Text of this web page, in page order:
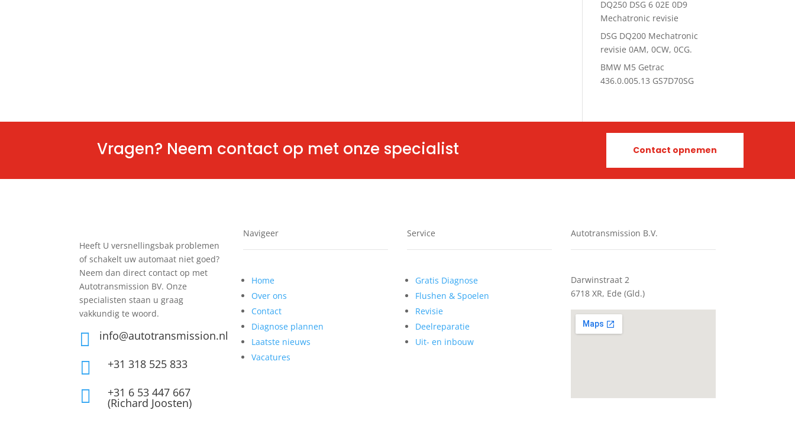
DQ250 DSG 6 02E 0D9
Mechatronic revisie
DSG DQ200 Mechatronic
revisie 0AM, 0CW, 0CG.
BMW M5 Getrac
436.0.005.13 GS7D70SG
Vragen? Neem contact op met onze specialist Contact opnemen
Heeft U versnellingsbak problemen
of schakelt uw automaat niet goed?
Neem dan direct contact op met
Autotransmission BV. Onze
specialisten staan u graag
vakkundig te woord.
 info@autotransmission.nl
 +31 318 525 833
 +31 6 53 447 667
(Richard Joosten)
Navigeer
Home
Over ons
Contact
Diagnose plannen
Laatste nieuws
Vacatures
Service
Gratis Diagnose
Flushen & Spoelen
Revisie
Deelreparatie
Uit- en inbouw
Autotransmission B.V.
Darwinstraat 2
6718 XR, Ede (Gld.)